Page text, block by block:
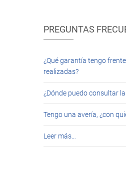
PREGUNTAS
¿Qué garantía tengo
realizadas?
¿Dónde puedo consultar
Tengo una avería, ¿con
Leer más…